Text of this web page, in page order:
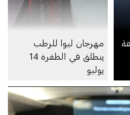
مهرجان ليوا للرطب
ينطلق في الظفرة 14
يوليو